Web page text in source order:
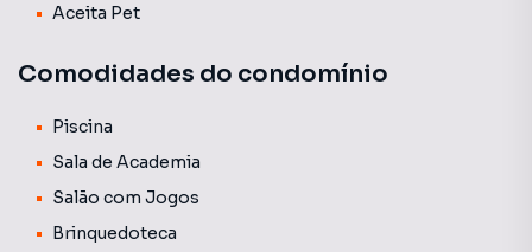
Aceita Pet
Comodidades do condomínio
Piscina
Sala de Academia
Salão com Jogos
Brinquedoteca